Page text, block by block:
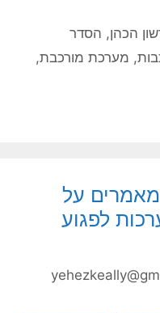
הכהן, הסדר
, מערכת מורכבת,
על
לפגוע